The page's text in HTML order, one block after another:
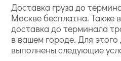
Доставка груза до
Москве бесплатна. Также
доставка до терминала
в вашем городе. Для
выполнены следующие